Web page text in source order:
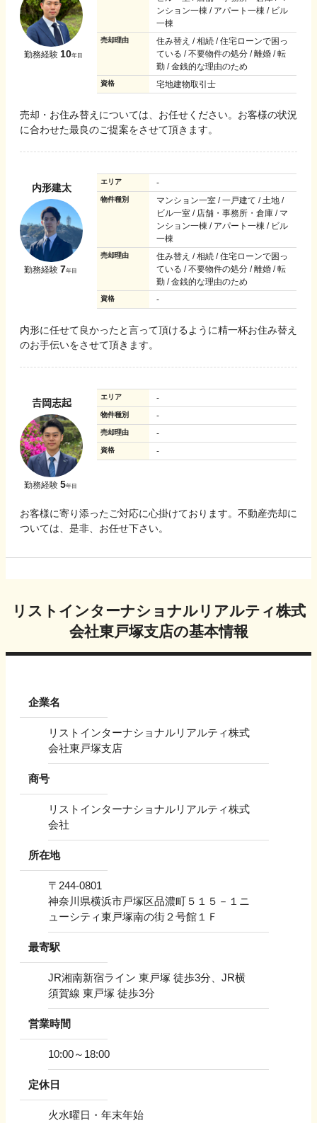
勤務経験 10年目
ンション一棟 / アパート一棟 / ビル
一棟
売却理由
住み替え / 相続 / 住宅ローンで困っ
ている / 不要物件の処分 / 離婚 / 転
勤 / 金銭的な理由のため
資格 宅地建物取引士
売却・お住み替えについては、お任せください。お客様の状況
に合わせた最良のご提案をさせて頂きます。
内形建太
勤務経験 7年目
エリア -
物件種別
マンション一室 / 一戸建て / 土地 /
ビル一室 / 店舗・事務所・倉庫 / マ
ンション一棟 / アパート一棟 / ビル
一棟
売却理由
住み替え / 相続 / 住宅ローンで困っ
ている / 不要物件の処分 / 離婚 / 転
勤 / 金銭的な理由のため
資格 -
内形に任せて良かったと言って頂けるように精一杯お住み替え
のお手伝いをさせて頂きます。
𠮷岡志起
勤務経験 5年目
エリア -
物件種別 -
売却理由 -
資格 -
お客様に寄り添ったご対応に心掛けております。不動産売却に
ついては、是非、お任せ下さい。
リストインターナショナルリアルティ株式
会社東戸塚支店の基本情報
企業名
リストインターナショナルリアルティ株式
会社東戸塚支店
商号
リストインターナショナルリアルティ株式
会社
所在地
〒 244-0801
神奈川県横浜市戸塚区品濃町５１５－１ニ
ューシティ東戸塚南の街２号館１Ｆ
最寄駅
JR湘南新宿ライン 東戸塚 徒歩3分、JR横
須賀線 東戸塚 徒歩3分
営業時間
10:00～18:00
定休日
火水曜日・年末年始